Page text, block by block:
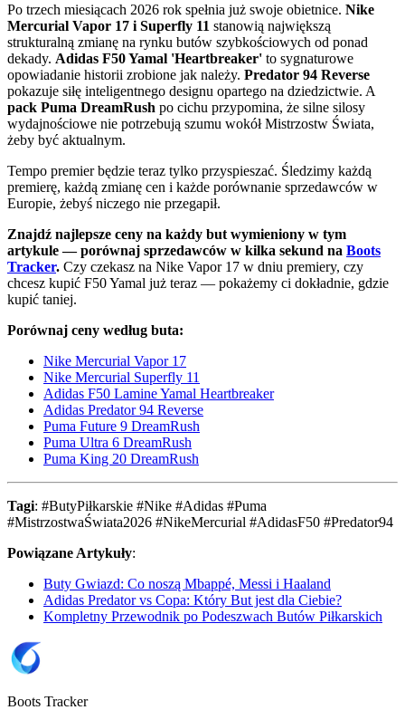
Po trzech miesiącach 2026 rok spełnia już swoje obietnice. Nike
Mercurial Vapor 17 i Superfly 11 stanowią największą
strukturalną zmianę na rynku butów szybkościowych od ponad
dekady. Adidas F50 Yamal 'Heartbreaker' to sygnaturowe
opowiadanie historii zrobione jak należy. Predator 94 Reverse
pokazuje siłę inteligentnego designu opartego na dziedzictwie. A
pack Puma DreamRush po cichu przypomina, że silne silosy
wydajnościowe nie potrzebują szumu wokół Mistrzostw Świata,
żeby być aktualnym.
Tempo premier będzie teraz tylko przyspieszać. Śledzimy każdą
premierę, każdą zmianę cen i każde porównanie sprzedawców w
Europie, żebyś niczego nie przegapił.
Znajdź najlepsze ceny na każdy but wymieniony w tym
artykule — porównaj sprzedawców w kilka sekund na Boots
Tracker. Czy czekasz na Nike Vapor 17 w dniu premiery, czy
chcesz kupić F50 Yamal już teraz — pokażemy ci dokładnie, gdzie
kupić taniej.
Porównaj ceny według buta:
Nike Mercurial Vapor 17
Nike Mercurial Superfly 11
Adidas F50 Lamine Yamal Heartbreaker
Adidas Predator 94 Reverse
Puma Future 9 DreamRush
Puma Ultra 6 DreamRush
Puma King 20 DreamRush
Tagi: #ButyPiłkarskie #Nike #Adidas #Puma
#MistrzostwaŚwiata2026 #NikeMercurial #AdidasF50 #Predator94
Powiązane Artykuły:
Buty Gwiazd: Co noszą Mbappé, Messi i Haaland
Adidas Predator vs Copa: Który But jest dla Ciebie?
Kompletny Przewodnik po Podeszwach Butów Piłkarskich
Boots Tracker